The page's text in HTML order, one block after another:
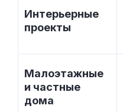
Интерьерные
проекты
Малоэтажные
и частные
дома